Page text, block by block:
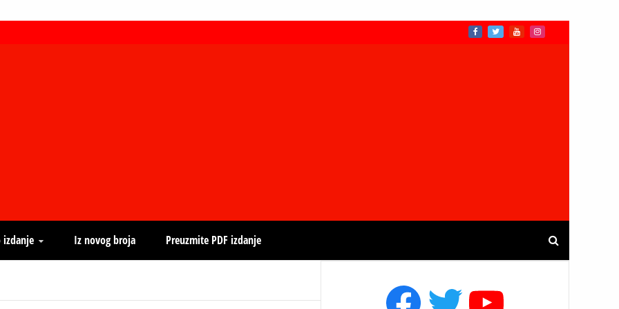
izdanje Iz novog broja Preuzmite PDF izdanje